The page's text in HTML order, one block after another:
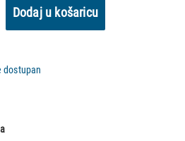
Dodaj u košaricu
dostupan